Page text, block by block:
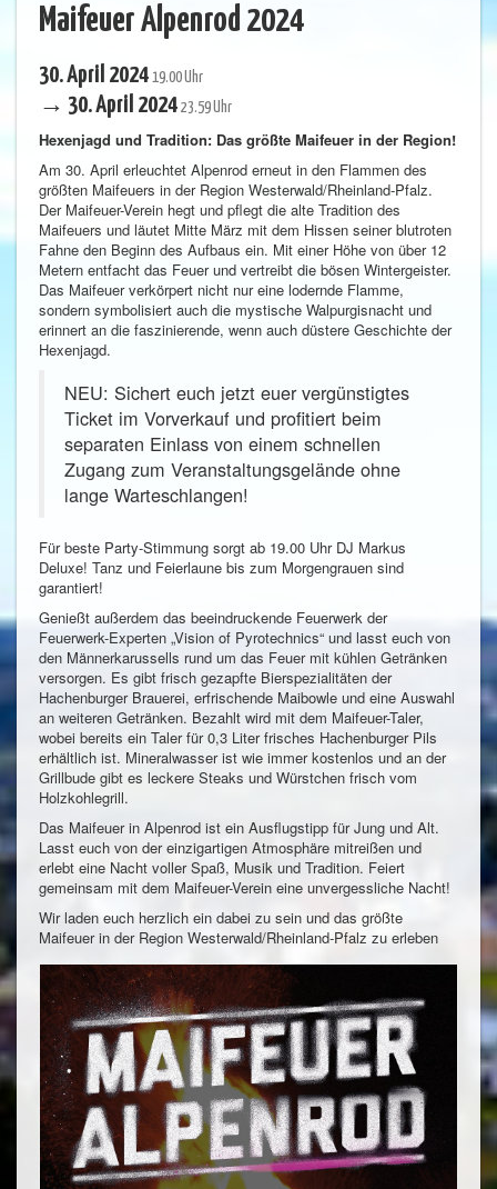
Maifeuer Alpenrod 2024
30. April 2024 19.00 Uhr
→ 30. April 2024 23.59 Uhr
Hexenjagd und Tradition: Das größte Maifeuer in der Region!
Am 30. April erleuchtet Alpenrod erneut in den Flammen des
größten Maifeuers in der Region Westerwald/Rheinland-Pfalz.
Der Maifeuer-Verein hegt und pflegt die alte Tradition des
Maifeuers und läutet Mitte März mit dem Hissen seiner blutroten
Fahne den Beginn des Aufbaus ein. Mit einer Höhe von über 12
Metern entfacht das Feuer und vertreibt die bösen Wintergeister.
Das Maifeuer verkörpert nicht nur eine lodernde Flamme,
sondern symbolisiert auch die mystische Walpurgisnacht und
erinnert an die faszinierende, wenn auch düstere Geschichte der
Hexenjagd.
NEU: Sichert euch jetzt euer vergünstigtes
Ticket im Vorverkauf und profitiert beim
separaten Einlass von einem schnellen
Zugang zum Veranstaltungsgelände ohne
lange Warteschlangen!
Für beste Party-Stimmung sorgt ab 19.00 Uhr DJ Markus
Deluxe! Tanz und Feierlaune bis zum Morgengrauen sind
garantiert!
Genießt außerdem das beeindruckende Feuerwerk der
Feuerwerk-Experten „Vision of Pyrotechnics“ und lasst euch von
den Männerkarussells rund um das Feuer mit kühlen Getränken
versorgen. Es gibt frisch gezapfte Bierspezialitäten der
Hachenburger Brauerei, erfrischende Maibowle und eine Auswahl
an weiteren Getränken. Bezahlt wird mit dem Maifeuer-Taler,
wobei bereits ein Taler für 0,3 Liter frisches Hachenburger Pils
erhältlich ist. Mineralwasser ist wie immer kostenlos und an der
Grillbude gibt es leckere Steaks und Würstchen frisch vom
Holzkohlegrill.
Das Maifeuer in Alpenrod ist ein Ausflugstipp für Jung und Alt.
Lasst euch von der einzigartigen Atmosphäre mitreißen und
erlebt eine Nacht voller Spaß, Musik und Tradition. Feiert
gemeinsam mit dem Maifeuer-Verein eine unvergessliche Nacht!
Wir laden euch herzlich ein dabei zu sein und das größte
Maifeuer in der Region Westerwald/Rheinland-Pfalz zu erleben